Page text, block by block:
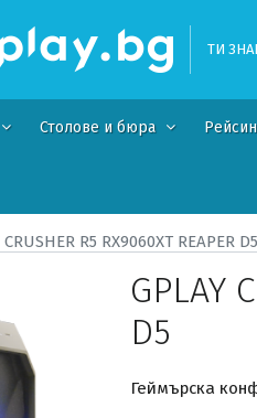
ТИ
Столове и бюра
CRUSHER R5 RX9060XT REAPER D5
GPLAY
D5
Геймърска